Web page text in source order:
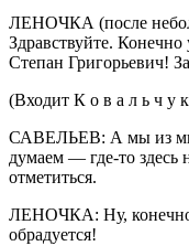
ЛЕНОЧКА (после
Здравствуйте.
Степан Григорьевич!
(Входит К о в а л ь ч у
САВЕЛЬЕВ: А мы из
думаем — где-то здесь
отметиться.
ЛЕНОЧКА: Ну,
обрадуется!